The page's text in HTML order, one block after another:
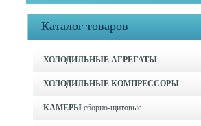
Каталог товаров
ХОЛОДИЛЬНЫЕ АГРЕГАТЫ
ХОЛОДИЛЬНЫЕ КОМПРЕССОРЫ
КАМЕРЫ сборно-щитовые